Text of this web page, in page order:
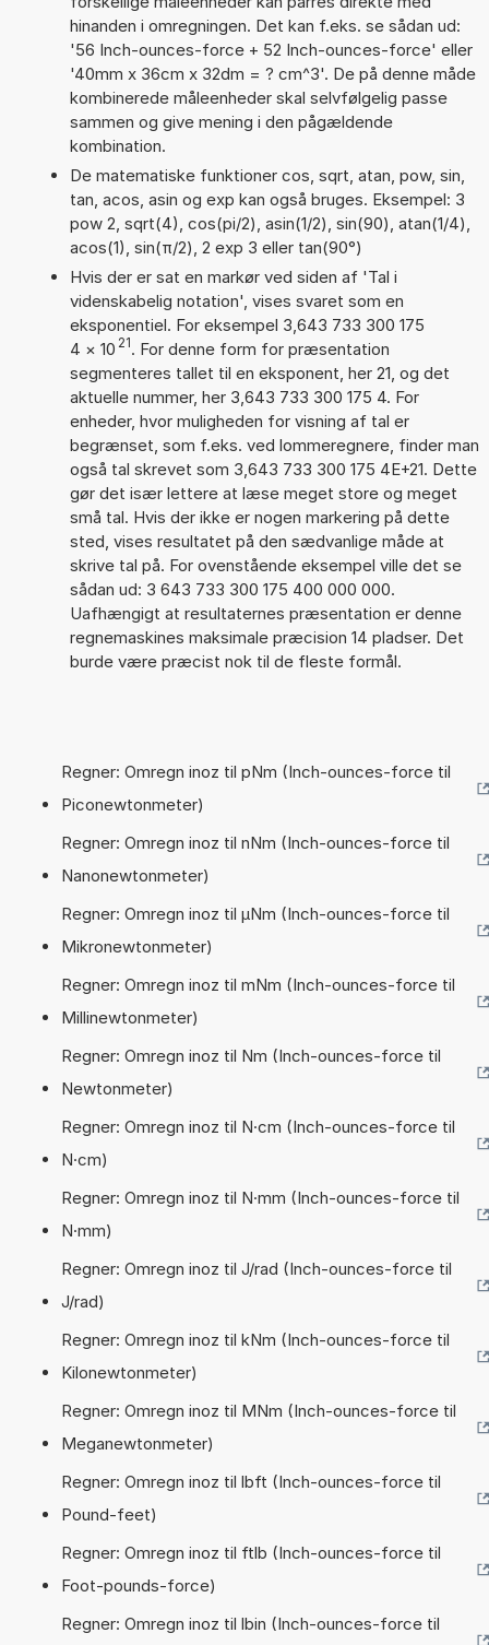
hinanden i omregningen. Det kan f.eks. se sådan ud:
'56 Inch-ounces-force + 52 Inch-ounces-force' eller
'40mm x 36cm x 32dm = ? cm^3'. De på denne måde
kombinerede måleenheder skal selvfølgelig passe
sammen og give mening i den pågældende
kombination.
De matematiske funktioner cos, sqrt, atan, pow, sin,
tan, acos, asin og exp kan også bruges. Eksempel: 3
pow 2, sqrt(4), cos(pi/2), asin(1/2), sin(90), atan(1/4),
acos(1), sin(π/2), 2 exp 3 eller tan(90°)
Hvis der er sat en markør ved siden af 'Tal i
videnskabelig notation', vises svaret som en
eksponentiel. For eksempel 3,643 733 300 175
4 × 10 21. For denne form for præsentation
segmenteres tallet til en eksponent, her 21, og det
aktuelle nummer, her 3,643 733 300 175 4. For
enheder, hvor muligheden for visning af tal er
begrænset, som f.eks. ved lommeregnere, finder man
også tal skrevet som 3,643 733 300 175 4E+21. Dette
gør det især lettere at læse meget store og meget
små tal. Hvis der ikke er nogen markering på dette
sted, vises resultatet på den sædvanlige måde at
skrive tal på. For ovenstående eksempel ville det se
sådan ud: 3 643 733 300 175 400 000 000.
Uafhængigt at resultaternes præsentation er denne
regnemaskines maksimale præcision 14 pladser. Det
burde være præcist nok til de fleste formål.
Regner: Omregn inoz til pNm (Inch-ounces-force til
Piconewtonmeter)
Regner: Omregn inoz til nNm (Inch-ounces-force til
Nanonewtonmeter)
Regner: Omregn inoz til µNm (Inch-ounces-force til
Mikronewtonmeter)
Regner: Omregn inoz til mNm (Inch-ounces-force til
Millinewtonmeter)
Regner: Omregn inoz til Nm (Inch-ounces-force til
Newtonmeter)
Regner: Omregn inoz til N·cm (Inch-ounces-force til
N·cm)
Regner: Omregn inoz til N·mm (Inch-ounces-force til
N·mm)
Regner: Omregn inoz til J/rad (Inch-ounces-force til
J/rad)
Regner: Omregn inoz til kNm (Inch-ounces-force til
Kilonewtonmeter)
Regner: Omregn inoz til MNm (Inch-ounces-force til
Meganewtonmeter)
Regner: Omregn inoz til lbft (Inch-ounces-force til
Pound-feet)
Regner: Omregn inoz til ftlb (Inch-ounces-force til
Foot-pounds-force)
Regner: Omregn inoz til lbin (Inch-ounces-force til